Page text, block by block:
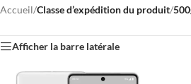
Accueil/Classe d’expédition du produit/
Afficher la barre latérale